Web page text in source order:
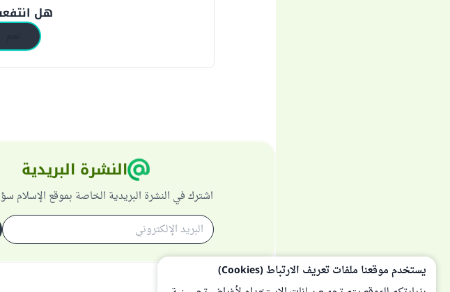
هل
النشرة البريدية
اشترك في النشرة البريدية الخاصة بموقع الإسلام
يستخدم موقعنا ملفات تعريف الارتباط (Cookies)